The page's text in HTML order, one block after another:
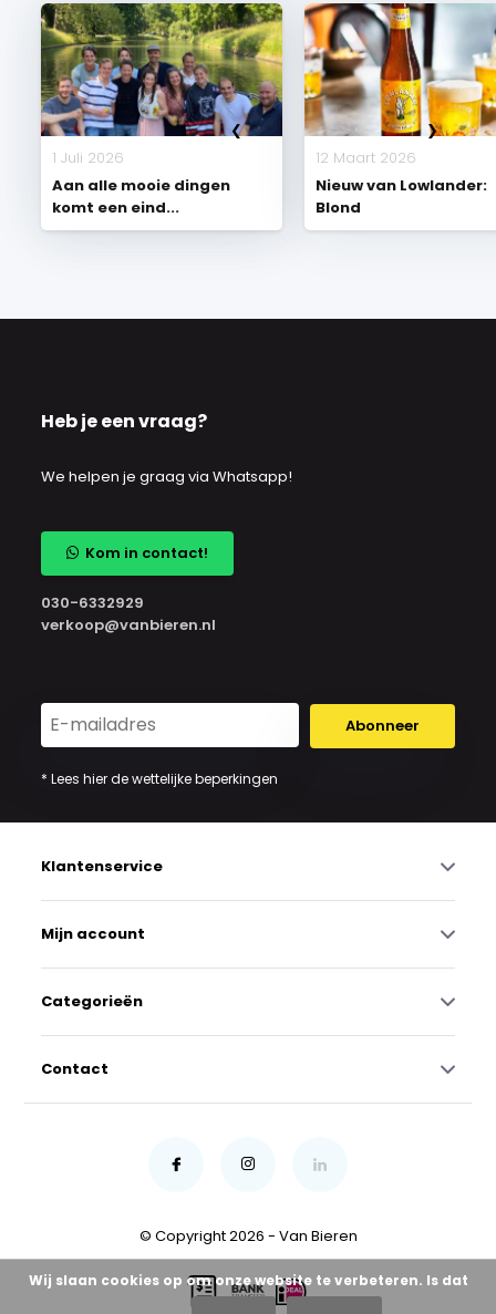
1 Juli 2026
Aan alle mooie dingen
komt een eind...
12 Maart 2026
Nieuw van Lowlander:
Blond
Heb je een vraag?
We helpen je graag via Whatsapp!
Kom in contact!
030-6332929
verkoop@vanbieren.nl
Abonneer
* Lees hier de wettelijke beperkingen
Klantenservice
Mijn account
Categorieën
Contact
© Copyright 2026 - Van Bieren
Wij slaan cookies op om onze website te verbeteren. Is dat